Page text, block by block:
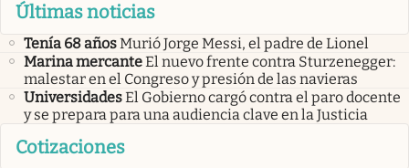
Últimas noticias
Tenía 68 añosMurió Jorge Messi, el padre de Lionel
Marina mercanteEl nuevo frente contra Sturzenegger:
malestar en el Congreso y presión de las navieras
UniversidadesEl Gobierno cargó contra el paro docente
y se prepara para una audiencia clave en la Justicia
Cotizaciones